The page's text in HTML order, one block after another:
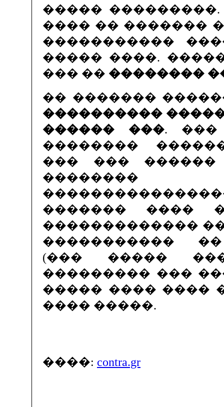
�����
���� �� �������
�����������
����� ����.
��� �� ��������
�� �������
����������
������ ���. ���
��������
��� ���
������� ����
�������������
�����������
(��� �����
��������� ���
����� ���� ����
���� �����.
����: contra.gr